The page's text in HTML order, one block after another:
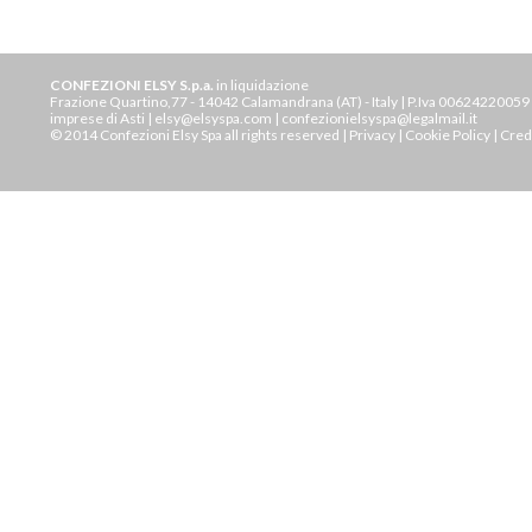
CONFEZIONI ELSY S.p.a. in liquidazione
Frazione Quartino,77 - 14042 Calamandrana (AT) - Italy | P.Iva
imprese di Asti | elsy@elsyspa.com | confezionielsyspa@legalmail.it
© 2014 Confezioni Elsy Spa all rights reserved | Privacy | Cookie Policy |